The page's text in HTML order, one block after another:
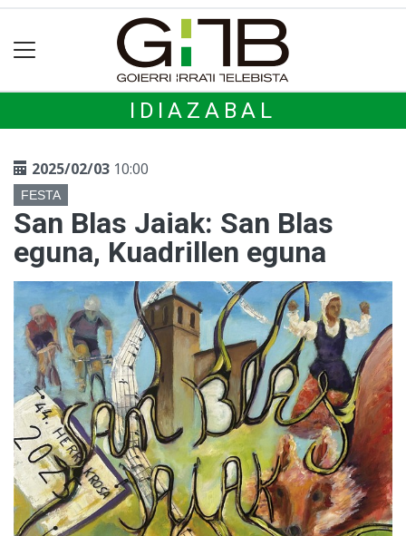
IDIAZABAL
2025/02/03 10:00
FESTA
San Blas Jaiak: San Blas
eguna, Kuadrillen eguna